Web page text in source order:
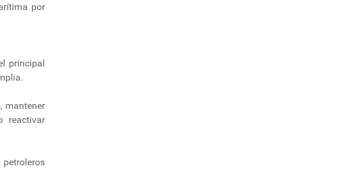
por
principal
mantener
reactivar